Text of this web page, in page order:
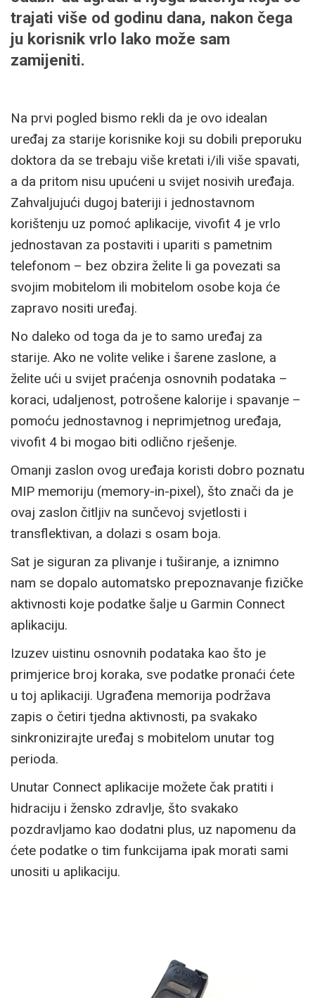
trajati više od godinu dana, nakon čega
ju korisnik vrlo lako može sam
zamijeniti.
Na prvi pogled bismo rekli da je ovo idealan
uređaj za starije korisnike koji su dobili preporuku
doktora da se trebaju više kretati i/ili više spavati,
a da pritom nisu upućeni u svijet nosivih uređaja.
Zahvaljujući dugoj bateriji i jednostavnom
korištenju uz pomoć aplikacije, vivofit 4 je vrlo
jednostavan za postaviti i upariti s pametnim
telefonom – bez obzira želite li ga povezati sa
svojim mobitelom ili mobitelom osobe koja će
zapravo nositi uređaj.
No daleko od toga da je to samo uređaj za
starije. Ako ne volite velike i šarene zaslone, a
želite ući u svijet praćenja osnovnih podataka –
koraci, udaljenost, potrošene kalorije i spavanje –
pomoću jednostavnog i neprimjetnog uređaja,
vivofit 4 bi mogao biti odlično rješenje.
Omanji zaslon ovog uređaja koristi dobro poznatu
MIP memoriju (memory-in-pixel), što znači da je
ovaj zaslon čitljiv na sunčevoj svjetlosti i
transflektivan, a dolazi s osam boja.
Sat je siguran za plivanje i tuširanje, a iznimno
nam se dopalo automatsko prepoznavanje fizičke
aktivnosti koje podatke šalje u Garmin Connect
aplikaciju.
Izuzev uistinu osnovnih podataka kao što je
primjerice broj koraka, sve podatke pronaći ćete
u toj aplikaciji. Ugrađena memorija podržava
zapis o četiri tjedna aktivnosti, pa svakako
sinkronizirajte uređaj s mobitelom unutar tog
perioda.
Unutar Connect aplikacije možete čak pratiti i
hidraciju i žensko zdravlje, što svakako
pozdravljamo kao dodatni plus, uz napomenu da
ćete podatke o tim funkcijama ipak morati sami
unositi u aplikaciju.